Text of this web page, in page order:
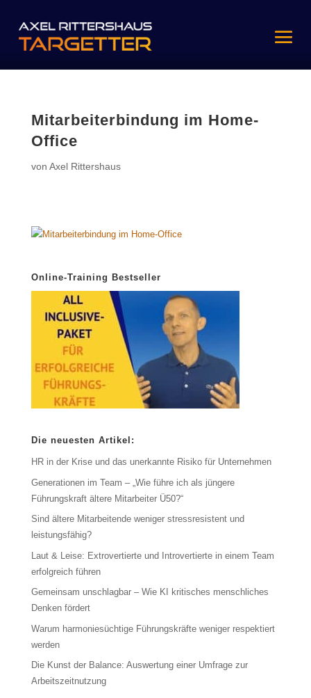
Mitarbeiterbindung im Home-
Office
von Axel Rittershaus
Online-Training Bestseller
Die neuesten Artikel:
HR in der Krise und das unerkannte Risiko für Unternehmen
Generationen im Team – „Wie führe ich als jüngere
Führungskraft ältere Mitarbeiter Ü50?“
Sind ältere Mitarbeitende weniger stressresistent und
leistungsfähig?
Laut & Leise: Extrovertierte und Introvertierte in einem Team
erfolgreich führen
Gemeinsam unschlagbar – Wie KI kritisches menschliches
Denken fördert
Warum harmoniesüchtige Führungskräfte weniger respektiert
werden
Die Kunst der Balance: Auswertung einer Umfrage zur
Arbeitszeitnutzung